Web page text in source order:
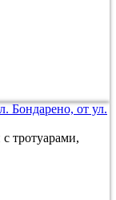
Бондарено, от ул.
тротуарами,